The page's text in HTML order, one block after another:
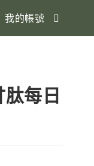
我的帳號
每日